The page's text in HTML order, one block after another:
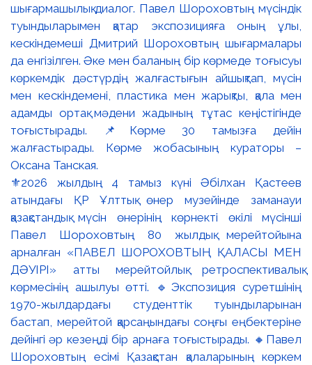
⚜️2026 жылдың 4 тамыз күні Әбілхан Қастеев
атындағы ҚР Ұлттық өнер музейінде заманауи
қазақстандық мүсін өнерінің көрнекті өкілі мүсінші
Павел Шороховтың 80 жылдық мерейтойына
арналған «ПАВЕЛ ШОРОХОВТЫҢ ҚАЛАСЫ МЕН
ДӘУІРІ» атты мерейтойлық ретроспективалық
көрмесінің ашылуы өтті. 🔹Экспозиция суретшінің
1970-жылдардағы студенттік туындыларынан
бастап, мерейтой қарсаңындағы соңғы еңбектеріне
дейінгі әр кезеңді бір арнаға тоғыстырады. 🔸Павел
Шороховтың есімі Қазақстан қалаларының көркем